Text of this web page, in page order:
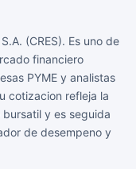
(CRES). Es uno de
financiero
PYME y analistas
cotizacion refleja la
y es seguida
de desempeno y